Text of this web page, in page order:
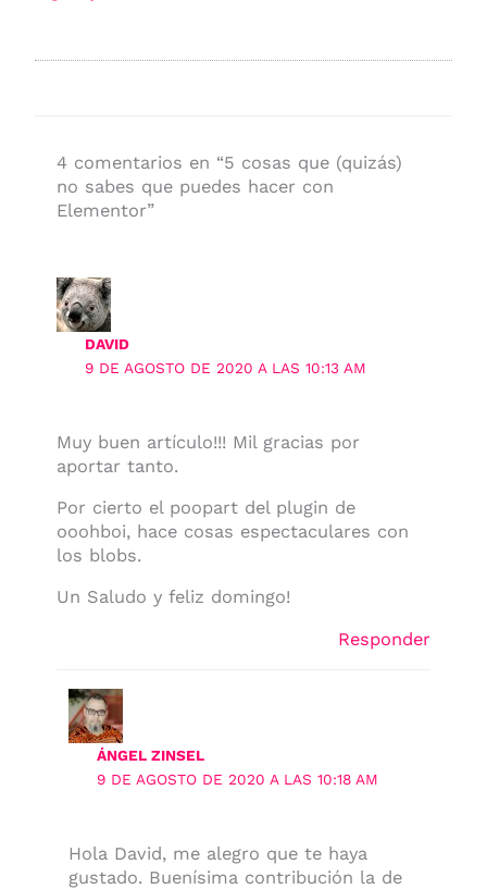
4 comentarios en “5 cosas que (quizás)
no sabes que puedes hacer con
Elementor”
DAVID
9 DE AGOSTO DE 2020 A LAS 10:13 AM
Muy buen artículo!!! Mil gracias por
aportar tanto.
Por cierto el poopart del plugin de
ooohboi, hace cosas espectaculares con
los blobs.
Un Saludo y feliz domingo!
Responder
ÁNGEL ZINSEL
9 DE AGOSTO DE 2020 A LAS 10:18 AM
Hola David, me alegro que te haya
gustado. Buenísima contribución la de